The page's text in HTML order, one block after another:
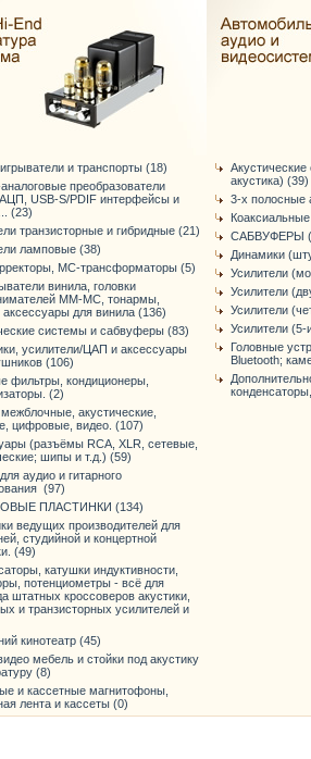
и транспорты (18)
преобразователи
USB-S/PDIF интерфейсы и
(23)
транзисторные и гибридные (21)
ламповые (38)
МС-трансформаторы (5)
винила, головки
ММ-МС, тонармы,
для винила (136)
системы и сабвуферы (83)
усилители/ЦАП и аксессуары
(106)
фильтры, кондиционеры,
(2)
акустические,
цифровые, видео. (107)
(разъёмы RCA, XLR, сетевые,
шипы и т.д.) (59)
аудио и гитарного
(97)
ПЛАСТИНКИ (134)
ведущих производителей для
студийной и концертной
(49)
катушки индуктивности,
потенциометры - всё для
штатных кроссоверов акустики,
и транзисторных усилителей и
кинотеатр (45)
мебель и стойки под акустику
(8)
и кассетные магнитофоны,
лента и кассеты (0)
акустика) (39)
3-х полосные
САБВУФЕРЫ
Динамики
Усилители
Усилители
Усилители
Усилители (5-
Головные
Bluetooth;